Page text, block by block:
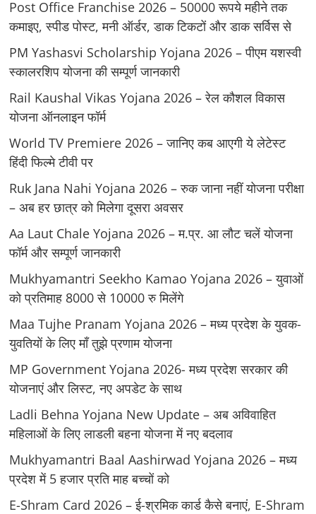
Post Office Franchise 2026 – 50000 रूपये महीने तक
कमाइए, स्पीड पोस्ट, मनी ऑर्डर, डाक टिकटों और डाक सर्विस से
PM Yashasvi Scholarship Yojana 2026 – पीएम यशस्वी
स्कालरशिप योजना की सम्पूर्ण जानकारी
Rail Kaushal Vikas Yojana 2026 – रेल कौशल विकास
योजना ऑनलाइन फॉर्म
World TV Premiere 2026 – जानिए कब आएगी ये लेटेस्ट
हिंदी फिल्मे टीवी पर
Ruk Jana Nahi Yojana 2026 – रुक जाना नहीं योजना परीक्षा
– अब हर छात्र को मिलेगा दूसरा अवसर
Aa Laut Chale Yojana 2026 – म.प्र. आ लौट चलें योजना
फॉर्म और सम्पूर्ण जानकारी
Mukhyamantri Seekho Kamao Yojana 2026 – युवाओं
को प्रतिमाह 8000 से 10000 रु मिलेंगे
Maa Tujhe Pranam Yojana 2026 – मध्य प्रदेश के युवक-
युवतियों के लिए मॉं तुझे प्रणाम योजना
MP Government Yojana 2026- मध्य प्रदेश सरकार की
योजनाएं और लिस्ट, नए अपडेट के साथ
Ladli Behna Yojana New Update – अब अविवाहित
महिलाओं के लिए लाडली बहना योजना में नए बदलाव
Mukhyamantri Baal Aashirwad Yojana 2026 – मध्य
प्रदेश में 5 हजार प्रति माह बच्चों को
E-Shram Card 2026 – ई-श्रमिक कार्ड कैसे बनाएं, E-Shram